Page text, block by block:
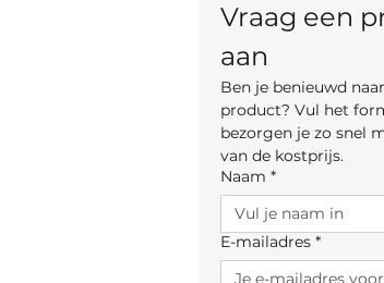
Vraag een
aan
Ben je benieuwd
product? Vul het
bezorgen je zo snel
van de kostprijs.
Naam *
E-mailadres *